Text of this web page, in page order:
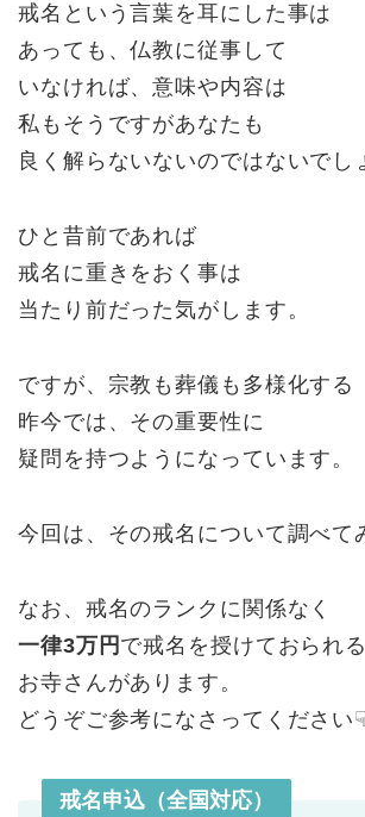
戒名という言葉を耳にした事は
あっても、仏教に従事して
いなければ、意味や内容は
私もそうですがあなたも
良く解らないないのではないでし
ひと昔前であれば
戒名に重きをおく事は
当たり前だった気がします。
ですが、宗教も葬儀も多様化する
昨今では、その重要性に
疑問を持つようになっています。
今回は、その戒名について調べて
なお、戒名のランクに関係なく
一律3万円 で戒名を授けておられる
お寺さんがあります。
どうぞご参考になさってください☟
戒名申込（全国対応）